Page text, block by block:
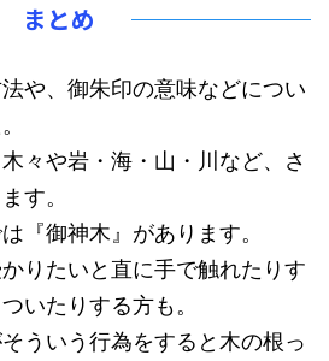
まとめ
や、御朱印の意味などについ
々や岩・海・山・川など、さ
す。
『御神木』があります。
りたいと直に手で触れたりす
いたりする方も。
ういう行為をすると木の根っ